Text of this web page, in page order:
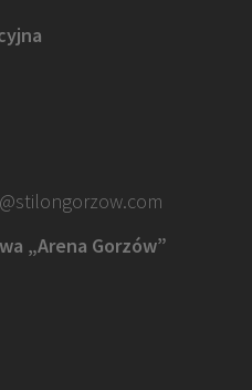
„Arena Gorzów”